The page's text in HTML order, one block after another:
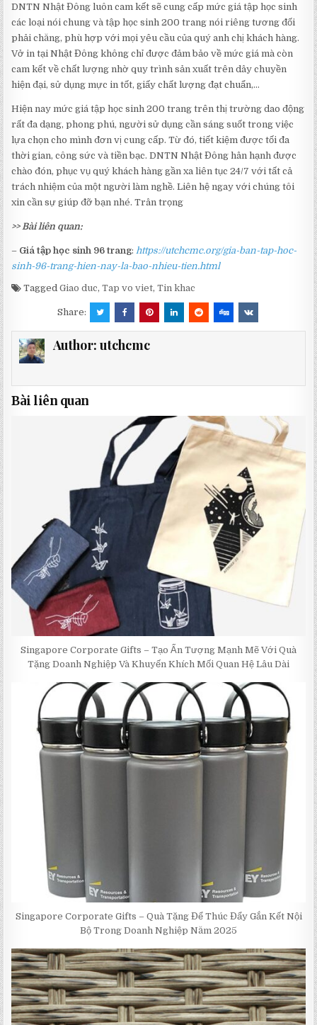
DNTN Nhật Đông luôn cam kết sẽ cung cấp mức giá tập học sinh
các loại nói chung và tập học sinh 200 trang nói riêng tương đối
phải chăng, phù hợp với mọi yêu cầu của quý anh chị khách hàng.
Vở in tại Nhật Đông không chỉ được đảm bảo về mức giá mà còn
cam kết về chất lượng nhờ quy trình sản xuất trên dây chuyền
hiện đại, sử dụng mực in tốt, giấy chất lượng đạt chuẩn,…
Hiện nay mức giá tập học sinh 200 trang trên thị trường dao động
rất đa dạng, phong phú, người sử dụng cần sáng suốt trong việc
lựa chọn cho mình đơn vị cung cấp. Từ đó, tiết kiệm được tối đa
thời gian, công sức và tiền bạc. DNTN Nhật Đông hân hạnh được
chào đón, phục vụ quý khách hàng gần xa liên tục 24/7 với tất cả
trách nhiệm của một người làm nghề. Liên hệ ngay với chúng tôi
xin cần sự giúp đỡ bạn nhé. Trân trọng
>> Bài liên quan:
– Giá tập học sinh 96 trang: https://utchcmc.org/gia-ban-tap-hoc-
sinh-96-trang-hien-nay-la-bao-nhieu-tien.html
TaggedGiao duc,Tap vo viet,Tin khac
Share:
Author: utchcmc
Bài liên quan
Singapore Corporate Gifts – Tạo Ấn Tượng Mạnh Mẽ Với Quà
Tặng Doanh Nghiệp Và Khuyến Khích Mối Quan Hệ Lâu Dài
Singapore Corporate Gifts – Quà Tặng Để Thúc Đẩy Gắn Kết Nội
Bộ Trong Doanh Nghiệp Năm 2025